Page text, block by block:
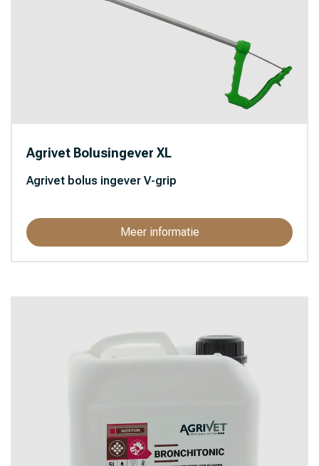
Agrivet Bolusingever XL
Agrivet bolus ingever V-grip
Meer informatie